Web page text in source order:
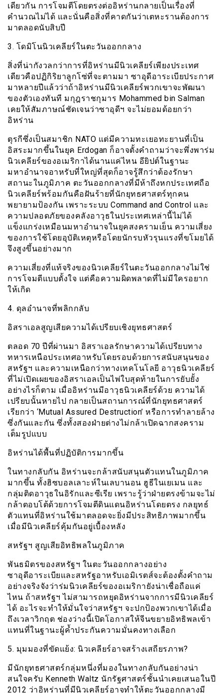
เดียวกัน การโจมตีโดยตรงต่ออิหร่านกลายเป็นเรื่องที่
คำนวณไม่ได้ และนั่นคือสิ่งที่คาดกันว่าเตหะรานต้องการ
มาตลอดนับสิบปี
3. โดมิโนนิวเคลียร์ในตะวันออกกลาง
สิ่งที่น่ากังวลกว่าการที่อิหร่านมีนิวเคลียร์เพียงประเทศ
เดียวคือปฏิกิริยาลูกโซ่ที่จะตามมา ซาอุดีอาระเบียประกาศ
มาหลายปีแล้วว่าถ้าอิหร่านมีนิวเคลียร์พวกเขาจะพัฒนา
ของตัวเองทันที มกุฎราชกุมาร Mohammed bin Salman
เคยให้สัมภาษณ์ชัดเจนว่าซาอุดีฯ จะไม่ยอมด้อยกว่า
อิหร่าน
ตุรกีซึ่งเป็นสมาชิก NATO แต่มีความทะเยอทะยานที่เป็น
อิสระมากขึ้นในยุค Erdogan ก็อาจตั้งคำถามว่าจะพึ่งพาร่ม
นิวเคลียร์ของอเมริกาได้นานแค่ไหน อียิปต์ในฐานะ
มหาอำนาจอาหรับที่ใหญ่ที่สุดก็อาจรู้สึกว่าต้องรักษา
สถานะในภูมิภาค ตะวันออกกลางที่มีห้าถึงหกประเทศถือ
นิวเคลียร์พร้อมกันคือฝันร้ายที่นักยุทธศาสตร์ทุกคน
พยายามป้องกัน เพราะระบบ Command and Control และ
ความปลอดภัยของคลังอาวุธในประเทศเหล่านี้ไม่ได้
แข็งแกร่งเหมือนมหาอำนาจในยุคสงครามเย็น ความเสี่ยง
ของการใช้โดยอุบัติเหตุหรือโดยนักรบหัวรุนแรงที่ขโมยได้
จึงสูงขึ้นอย่างมาก
ความเสี่ยงที่แท้จริงของนิวเคลียร์ในตะวันออกกลางไม่ใช่
การโจมตีแบบตั้งใจ แต่คือความผิดพลาดที่ไม่มีใครอยาก
ให้เกิด
4. ดุลอำนาจที่พลิกกลับ
อิสราเอลสูญเสียความได้เปรียบเชิงยุทธศาสตร์
ตลอด 70 ปีที่ผ่านมา อิสราเอลรักษาความได้เปรียบทาง
ทหารเหนือประเทศอาหรับโดยรอบด้วยการสนับสนุนของ
สหรัฐฯ และความเหนือกว่าทางเทคโนโลยี อาวุธนิวเคลียร์
ที่ไม่เปิดเผยของอิสราเอลเป็นไพ่ใบสุดท้ายในการยับยั้ง
อย่างไรก็ตาม เมื่ออิหร่านมีอาวุธนิวเคลียร์ด้วย ความได้
เปรียบนั้นหายไป กลายเป็นสถานการณ์ที่นักยุทธศาสตร์
เรียกว่า ‘Mutual Assured Destruction’ หรือการทำลายล้าง
ซึ่งกันและกัน ซึ่งทั้งสองฝ่ายต่างไม่กล้าเปิดฉากสงคราม
เต็มรูปแบบ
อิหร่านได้พื้นที่ปฏิบัติการมากขึ้น
ในทางกลับกัน อิหร่านจะกล้าสนับสนุนตัวแทนในภูมิภาค
มากขึ้น ทั้งฮิซบอลเลาะห์ในเลบานอน ฮูธีในเยเมน และ
กลุ่มติดอาวุธในอิรักและซีเรีย เพราะรู้ว่าฝ่ายตรงข้ามจะไม่
กล้าตอบโต้ด้วยการโจมตีดินแดนอิหร่านโดยตรง กลยุทธ์
ตัวแทนที่อิหร่านใช้มาตลอดจะยิ่งมีประสิทธิภาพมากขึ้น
เมื่อมีนิวเคลียร์คุ้มกันอยู่เบื้องหลัง
สหรัฐฯ สูญเสียอิทธิพลในภูมิภาค
พันธมิตรของสหรัฐฯ ในตะวันออกกลางอย่าง
ซาอุดีอาระเบียและสหรัฐอาหรับเอมิเรตส์จะต้องตั้งคำถาม
อย่างจริงจังว่าร่มนิวเคลียร์ของอเมริกายังน่าเชื่อถือแค่
ไหน ถ้าสหรัฐฯ ไม่สามารถหยุดอิหร่านจากการมีนิวเคลียร์
ได้ อะไรจะทำให้มั่นใจว่าสหรัฐฯ จะปกป้องพวกเขาได้เมื่อ
ถึงเวลาวิกฤต ช่องว่างนี้เปิดโอกาสให้จีนขยายอิทธิพลเข้า
แทนที่ในฐานะผู้ค้ำประกันความมั่นคงทางเลือก
5. มุมมองที่ขัดแย้ง: นิวเคลียร์อาจสร้างเสถียรภาพ?
มีนักยุทธศาสตร์กลุ่มหนึ่งที่มองในทางกลับกันอย่างน่า
สนใจครับ Kenneth Waltz นักรัฐศาสตร์ชั้นนำเคยเสนอในปี
2012 ว่าอิหร่านที่มีนิวเคลียร์อาจทำให้ตะวันออกกลางมี